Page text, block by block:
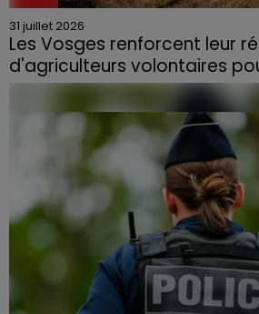
31 juillet 2026
Les Vosges renforcent leur
d'agriculteurs volontaires
Face à la sécheresse et aux
la Chambre d'agriculture des
aux agriculteurs volontaires pour